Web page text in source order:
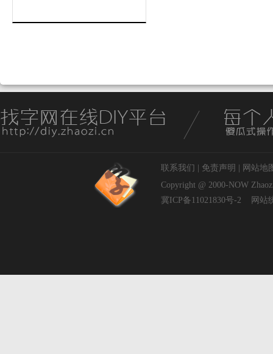
联系我们 免责声明
网站地
Copyright @ 2000-NOW
冀ICP备11021830号-2
网站